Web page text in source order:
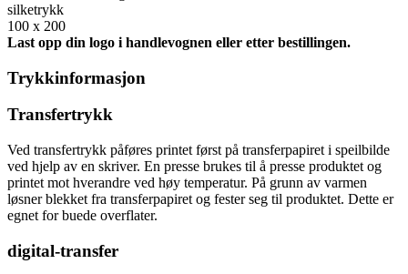
silketrykk
100 x 200
Last opp din logo i handlevognen eller etter bestillingen.
Trykkinformasjon
Transfertrykk
Ved transfertrykk påføres printet først på transferpapiret i speilbilde
ved hjelp av en skriver. En presse brukes til å presse produktet og
printet mot hverandre ved høy temperatur. På grunn av varmen
løsner blekket fra transferpapiret og fester seg til produktet. Dette er
egnet for buede overflater.
digital-transfer